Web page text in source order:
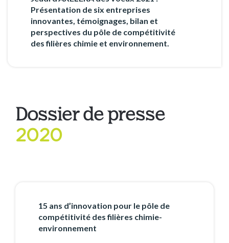
Présentation de six entreprises
innovantes, témoignages, bilan et
perspectives du pôle de compétitivité
des filières chimie et environnement.
Dossier de presse
2020
15 ans d’innovation pour le pôle de
compétitivité des filières chimie-
environnement